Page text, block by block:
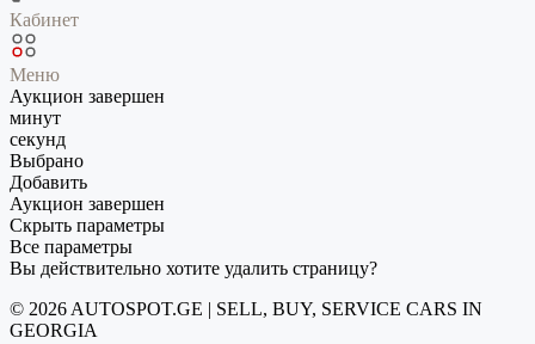
Кабинет
Меню
Аукцион завершен
минут
секунд
Выбрано
Добавить
Аукцион завершен
Скрыть параметры
Все параметры
Вы действительно хотите удалить страницу?
© 2026 AUTOSPOT.GE | SELL, BUY, SERVICE CARS IN
GEORGIA